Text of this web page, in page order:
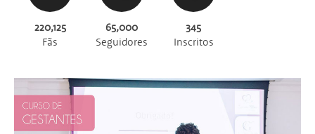
220,125
Fãs
65,000
Seguidores
345
Inscritos